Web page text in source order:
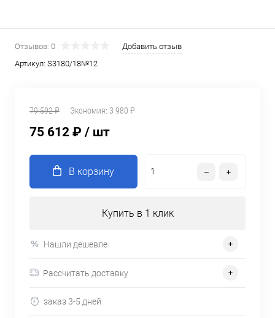
Отзывов: 0
Добавить отзыв
Артикул: S3180/18№12
79 592 ₽ Экономия: 3 980 ₽
75 612 ₽ / шт
В корзину
Купить в 1 клик
Нашли дешевле
Рассчитать доставку
заказ 3-5 дней